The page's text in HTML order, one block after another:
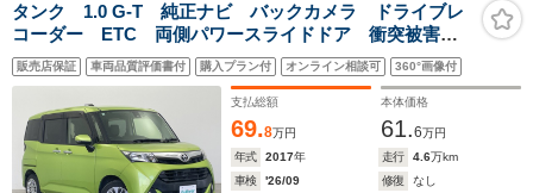
タンク 1.0 G-T 純正ナビ バックカメラ ドライブレ
コーダー ETC 両側パワースライドドア 衝突被害軽
減システム 横滑り防止装置 アイドリングストップ
オートハロゲンライト フォグライト ステアリングス
イッチ AAC
販売店保証 車両品質評価書付 購入プラン付 オンライン相談可 360°画像付
支払総額
69.8万円
本体価格
61.6万円
年式
2017年 走行 4.6万km
車検
'26/09 修復
なし